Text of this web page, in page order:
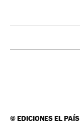
©EDICIONES EL PAÍS